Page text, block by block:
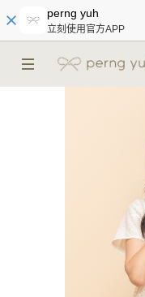
perng yuh
立刻使用官方APP